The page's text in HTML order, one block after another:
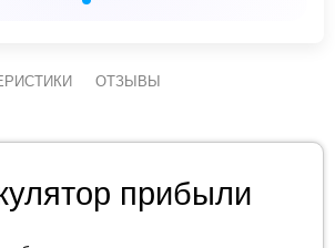
ОТЗЫВЫ
прибыли